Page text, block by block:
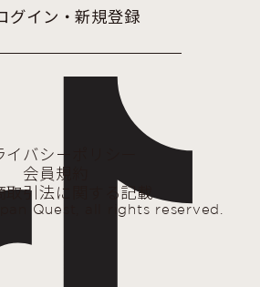
グイン・新規登録
イバシーポリシー
会員規約
取引法に関する記載
Quest, all rights reserved.